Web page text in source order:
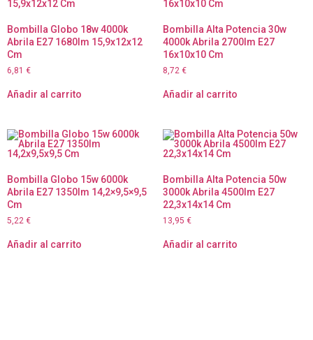
Bombilla Globo 18w 4000k
Abrila E27 1680lm 15,9x12x12
Cm
6,81 €
Añadir al carrito
Bombilla Alta Potencia 30w
4000k Abrila 2700lm E27
16x10x10 Cm
8,72 €
Añadir al carrito
Bombilla Globo 15w 6000k
Abrila E27 1350lm 14,2×9,5×9,5
Cm
5,22 €
Añadir al carrito
Bombilla Alta Potencia 50w
3000k Abrila 4500lm E27
22,3x14x14 Cm
13,95 €
Añadir al carrito